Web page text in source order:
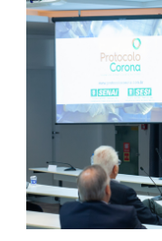
Fale Conosco
NOSSAS ASSOCIADAS
SEJA UM ASSOCIADO
VAGAS